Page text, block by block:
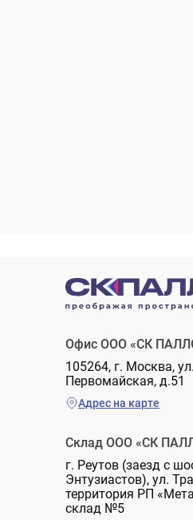
Офис ООО «СК
105264, г. Москва,
Первомайская, д.51
Адрес на карте
Склад ООО «СК
г. Реутов (заезд с
Энтузиастов), ул.
территория РП
склад №5